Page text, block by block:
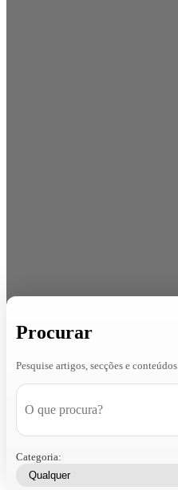
Procurar
Pesquise artigos, secções e conteúdos
Categoria: